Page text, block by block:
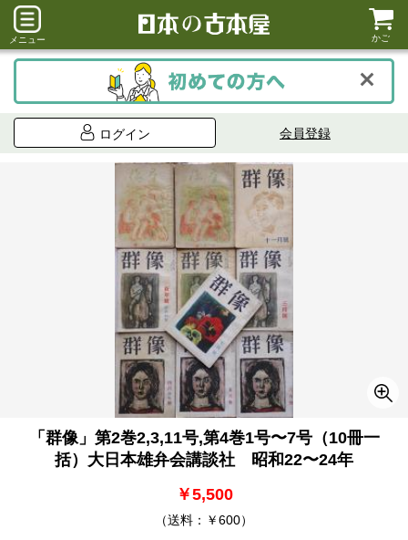
メニュー かご
ログイン 会員登録
「群像」第2巻2,3,11号,第4巻1号〜7号（10冊一
括）大日本雄弁会講談社 昭和22〜24年
￥5,500
（送料：￥600）